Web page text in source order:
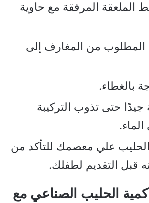
الملعقة المرفقة مع حاوية
المطلوب من المغارف إلى
بالغطاء.
جيدًا حتى تذوب التركيبة
الحليب علي معصمك للتأكد من
قبل التقديم لطفلك.
الحليب الصناعي مع